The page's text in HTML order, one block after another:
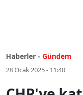
Haberler - Gündem
28 Ocak 2025 - 11:40